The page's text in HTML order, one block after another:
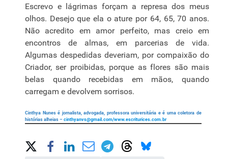
Escrevo e lágrimas forçam a represa dos meus
olhos. Desejo que ela o ature por 64, 65, 70 anos.
Não acredito em amor perfeito, mas creio em
encontros de almas, em parcerias de vida.
Algumas despedidas deveriam, por compaixão do
Criador, ser proibidas, porque as flores são mais
belas quando recebidas em mãos, quando
carregam e devolvem sorrisos.
Cinthya Nunes é jornalista, advogada, professora universitária e é uma coletora de
histórias alheias – cinthyanvs@gmail.com/www.escriturices.com.br
Share on Social Media